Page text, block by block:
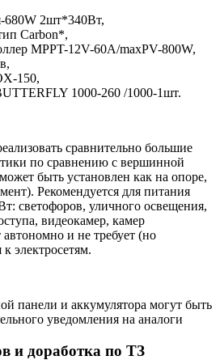
680W 2шт*340Вт,
Carbon*,
MPPT-12V-60A/maxPV-800W,
150,
1000-260 /1000-1шт.
сравнительно большие
по сравнению с вершинной
быть установлен как на опоре,
Рекомендуется для питания
светофоров, уличного освещения,
видеокамер, камер
и не требует (но
электросетям.
панели и аккумулятора могут быть
уведомления на аналоги
и доработка по ТЗ